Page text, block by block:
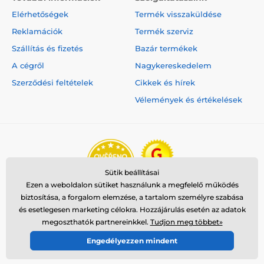
BarkLimiter technológiának köszönhetően
azonosítja az ugatást a kutya nyakának
rezgésével. Továbbá korrekció használata nélkül
"házőrzői ugatást", sérülést követő ugatást, illetve más
kutya ugatását.
A Garmin Sport PRO újratölthető Lithium-
Ion akkumulátorral lett ellátva. Az
akkumulátor élettartama (készenléti
üzemmód): 60 óra - a használattól függően.
Vízállóság
Elérhetőségek
Reklamációk
Szállítás és fizetés
A cégről
Szerződési feltételek
Termék visszaküldése
Termék szerviz
Bazár termékek
Nagykereskedelem
Cikkek és hírek
Vélemények és értékelések
© 2026 www.reedog.hu ⦁ Webshop szolgáltatónk a
Sütik beállításai
Ezen a weboldalon sütiket használunk a megfelelő működés
biztosítása, a forgalom elemzése, a tartalom személyre szabása
és esetlegesen marketing célokra. Hozzájárulás esetén az adatok
megoszthatók partnereinkkel. Tudjon meg többet»
Engedélyezzen mindent